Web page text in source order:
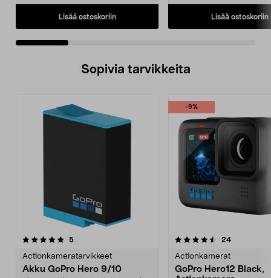
Lisää ostoskoriin Lisää ostoskoriin
Sopivia tarvikkeita
5arvostelut
Actionkameratarvikkeet
Akku GoPro Hero 9/10
-9%
4.5viidestä
24arvostelut
Actionkamerat
GoPro Hero12 Black,